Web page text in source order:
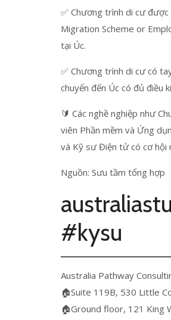
✅ Chương trình di cư
Migration Scheme or
tại Úc.
✅ Chương trình di cư có
chuyển đến Úc có đủ điều
🔰 Các nghề nghiệp như
viên Phần mềm và Ứng
và Kỹ sư Điện tử có cơ hội
Nguồn: Sưu tầm tổng hợp
#kysu
Australia Pathway
🏠Suite 119B, 530 Little
🏠Ground floor, 121 King